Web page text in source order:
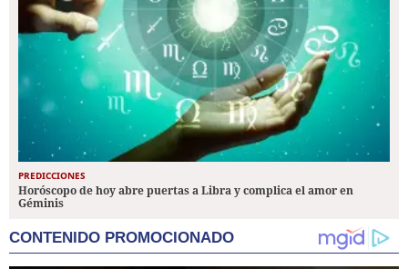
PREDICCIONES
Horóscopo de hoy abre puertas a Libra y complica el amor en
Géminis
CONTENIDO PROMOCIONADO